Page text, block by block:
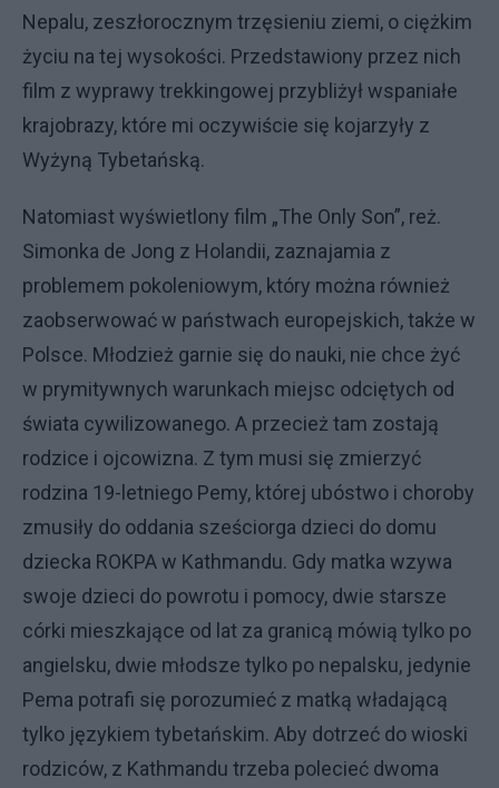
Nepalu, zeszłorocznym trzęsieniu ziemi, o ciężkim
życiu na tej wysokości. Przedstawiony przez nich
film z wyprawy trekkingowej przybliżył wspaniałe
krajobrazy, które mi oczywiście się kojarzyły z
Wyżyną Tybetańską.
Natomiast wyświetlony film „The Only Son”, reż.
Simonka de Jong z Holandii, zaznajamia z
problemem pokoleniowym, który można również
zaobserwować w państwach europejskich, także w
Polsce. Młodzież garnie się do nauki, nie chce żyć
w prymitywnych warunkach miejsc odciętych od
świata cywilizowanego. A przecież tam zostają
rodzice i ojcowizna. Z tym musi się zmierzyć
rodzina 19-letniego Pemy, której ubóstwo i choroby
zmusiły do oddania sześciorga dzieci do domu
dziecka ROKPA w Kathmandu. Gdy matka wzywa
swoje dzieci do powrotu i pomocy, dwie starsze
córki mieszkające od lat za granicą mówią tylko po
angielsku, dwie młodsze tylko po nepalsku, jedynie
Pema potrafi się porozumieć z matką władającą
tylko językiem tybetańskim. Aby dotrzeć do wioski
rodziców, z Kathmandu trzeba polecieć dwoma